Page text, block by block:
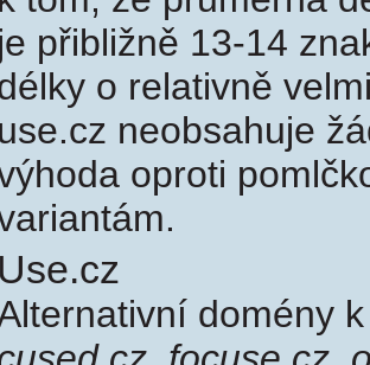
je přibližně 13-14
o relativně
use.cz neobsahuje
oproti
Use.cz
domény